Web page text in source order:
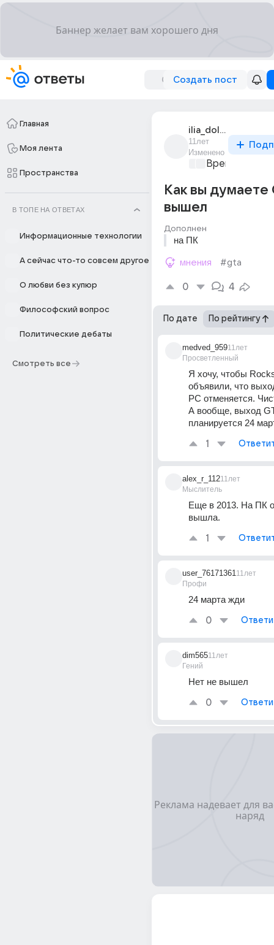
Создать пост
Главная
Моя лента
Пространства
В ТОПЕ НА ОТВЕТАХ
Информационные технологии
А сейчас что-то совсем другое
О любви без купюр
Философский вопрос
Политические дебаты
Смотреть все
ilia_dolia_10
11лет
Изменено
Время игр
Как вы думаете
вышел
Дополнен
на ПК
мнения #gta
0 4
По дате По рейтингу
medved_959
Просветленный
11лет
Я хочу, чтобы
объявили, что
PC отменяется.
А вообще, выход
планируется 24
1
alex_r_112
Мыслитель
11лет
Еще в 2013. На ПК
вышла.
1
user_76171361
Профи
11лет
24 марта жди
0
dim565
Гений
11лет
Нет не вышел
0